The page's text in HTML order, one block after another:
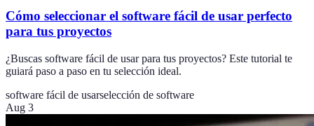
Cómo seleccionar el software fácil de usar perfecto
para tus proyectos
¿Buscas software fácil de usar para tus proyectos? Este tutorial te
guiará paso a paso en tu selección ideal.
software fácil de usarselección de software
Aug 3